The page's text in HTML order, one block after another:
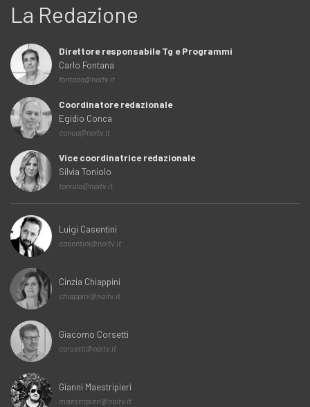
La Redazione
Direttore responsabile Tg e Programmi
Carlo Fontana
fontana@noitv.it
Coordinatore redazionale
Egidio Conca
conca@noitv.it
Vice coordinatrice redazionale
Silvia Toniolo
toniolo@noitv.it
Luigi Casentini
casentini@noitv.it
Cinzia Chiappini
chiappini@noitv.it
Giacomo Corsetti
corsetti@noitv.it
Gianni Maestripieri
maestripieri@noitv.it